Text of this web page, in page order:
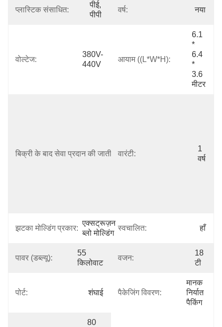
प्लास्टिक संसाधित:
पीई,
पीपी
वर्ष: नया
वोल्टेज:
380V-
440V
आयाम ((L*W*H):
6.1
*
6.4
*
3.6
मीटर
बिक्री के बाद सेवा प्रदान की जाती है: इंस्टालेशन,
वारंटी:
1
वर्ष
झटका मोल्डिंग प्रकार:
एक्सट्रूज़न
ब्लो मोल्डिंग
स्वचालित: हाँ
पावर (डब्ल्यू):
55
किलोवाट
वजन:
18
टी
पोर्ट: शंघाई पैकेजिंग विवरण:
मानक
निर्यात
पैकिंग
80